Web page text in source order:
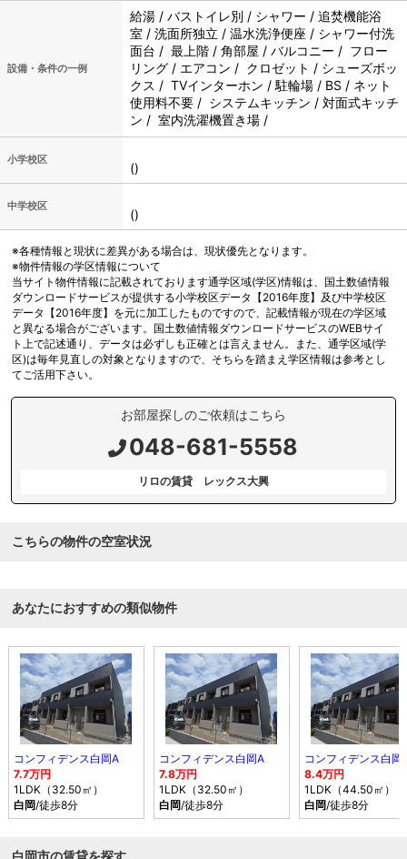
設備・条件の一例
給湯 / バストイレ別 / シャワー / 追焚機能浴
室 / 洗面所独立 / 温水洗浄便座 / シャワー付洗
面台 / 最上階 / 角部屋 / バルコニー / フロー
リング / エアコン / クロゼット / シューズボッ
クス / TVインターホン / 駐輪場 / BS / ネット
使用料不要 / システムキッチン / 対面式キッチ
ン / 室内洗濯機置き場 /
小学校区
()
中学校区
()
※各種情報と現状に差異がある場合は、現状優先となります。
※物件情報の学区情報について
当サイト物件情報に記載されております通学区域(学区)情報は、国土数値情報
ダウンロードサービスが提供する小学校区データ【2016年度】及び中学校区
データ【2016年度】を元に加工したものですので、記載情報が現在の学区域
と異なる場合がございます。国土数値情報ダウンロードサービスのWEBサイ
ト上で記述通り、データは必ずしも正確とは言えません。また、通学区域(学
区)は毎年見直しの対象となりますので、そちらを踏まえ学区情報は参考とし
てご活用下さい。
お部屋探しのご依頼はこちら
048-681-5558
リロの賃貸 レックス大興
こちらの物件の空室状況
あなたにおすすめの類似物件
コンフィデンス白岡A
7.7万円
1LDK（32.50㎡）
白岡/徒歩8分
コンフィデンス白岡A
7.8万円
1LDK（32.50㎡）
白岡/徒歩8分
コンフィデンス白岡
8.4万円
1LDK（44.50㎡）
白岡/徒歩8分
白岡市の賃貸を探す